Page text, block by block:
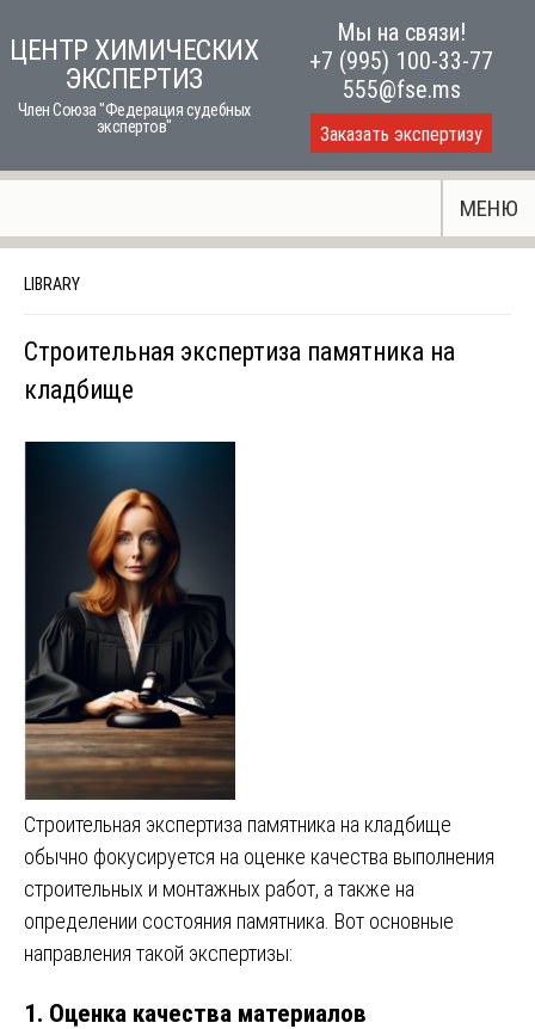
toЦЕНТР ХИМИЧЕСКИХ
ЭКСПЕРТИЗ
Член Союза "Федерация судебных
экспертов"
Мы на связи!
+7 (995) 100-33-77
555@fse.ms
Заказать экспертизу
МЕНЮ
LIBRARY
Строительная экспертиза памятника на
кладбище
Строительная экспертиза памятника на кладбище
обычно фокусируется на оценке качества выполнения
строительных и монтажных работ, а также на
определении состояния памятника. Вот основные
направления такой экспертизы:
1. Оценка качества материалов